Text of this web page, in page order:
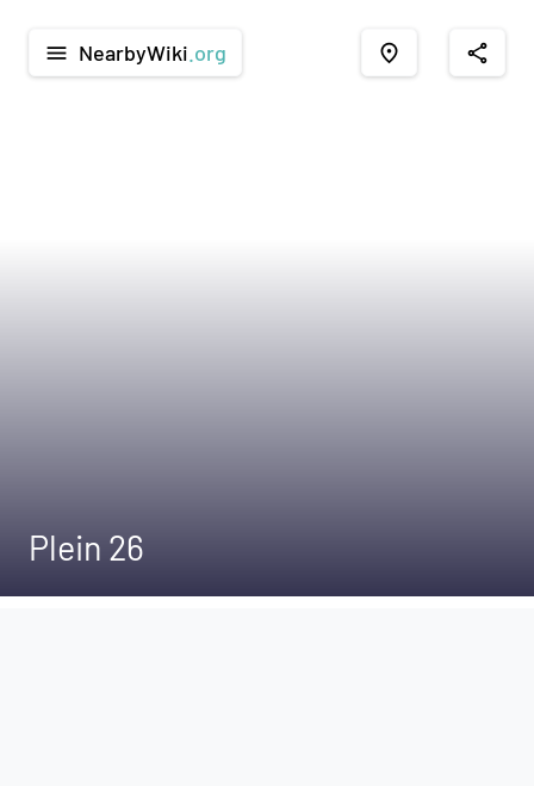
menu NearbyWiki .org place share
Plein 26